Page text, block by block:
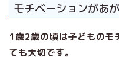
モチベーションがあ
1歳2歳の頃は子どものモ
ても大切です。